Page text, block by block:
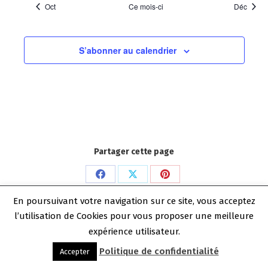
Oct Ce mois-ci Déc
S’abonner au calendrier
Partager cette page
Partager
sur
Facebook
Partager
sur
X
Partager
sur
Pinterest
Copyright Benoit Dechelle 2026
Menu bas
En poursuivant votre navigation sur ce site, vous acceptez
l’utilisation de Cookies pour vous proposer une meilleure
expérience utilisateur.
Accepter Politique de confidentialité